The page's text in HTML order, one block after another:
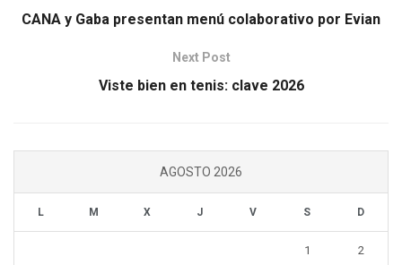
CANA y Gaba presentan menú colaborativo por Evian
Next Post
Viste bien en tenis: clave 2026
AGOSTO 2026
L M X J V S D
1 2